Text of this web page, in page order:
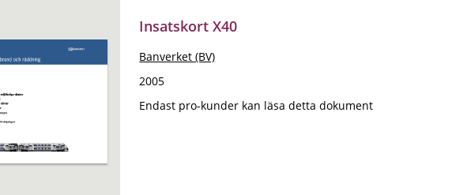
Insatskort X40
Banverket (BV)
2005
Endast pro-kunder kan läsa detta dokument